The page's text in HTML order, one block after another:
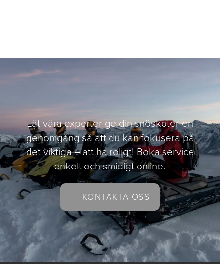
Låt våra experter ge din snöskoter en
genomgång så att du kan fokusera på
det viktiga – att ha roligt! Boka service
enkelt och smidigt online.
KONTAKTA OSS